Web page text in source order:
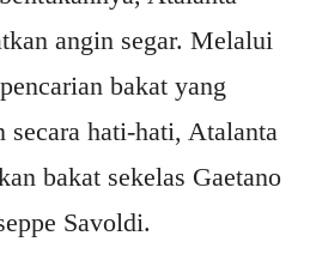
angin segar. Melalui
bakat yang
secara hati-hati, Atalanta
bakat sekelas Gaetano
Savoldi.